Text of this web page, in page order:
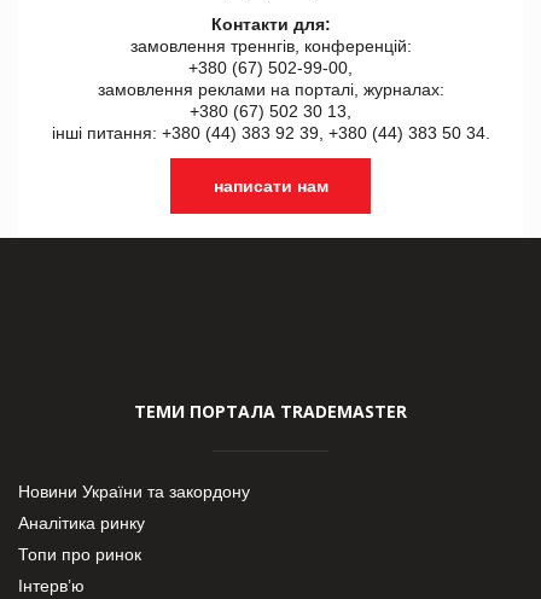
Контакти для:
замовлення треннгів, конференцій:
+380 (67) 502-99-00,
замовлення реклами на порталі, журналах:
+380 (67) 502 30 13,
інші питання: +380 (44) 383 92 39, +380 (44) 383 50 34.
написати нам
ТЕМИ ПОРТАЛА TRADEMASTER
Новини України та закордону
Аналітика ринку
Топи про ринок
Інтерв’ю